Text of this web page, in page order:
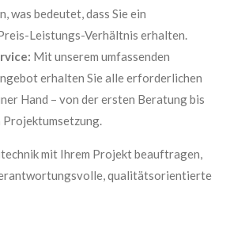
was bedeutet, dass Sie ein
Leistungs-Verhältnis erhalten.
Mit unserem umfassenden
erhalten Sie alle erforderlichen
Hand – von der ersten Beratung bis
mit Ihrem Projekt beauftragen,
qualitätsorientierte